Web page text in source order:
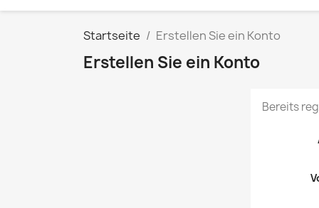
Startseite Erstellen Sie ein Konto
Erstellen Sie ein Konto
Bereits